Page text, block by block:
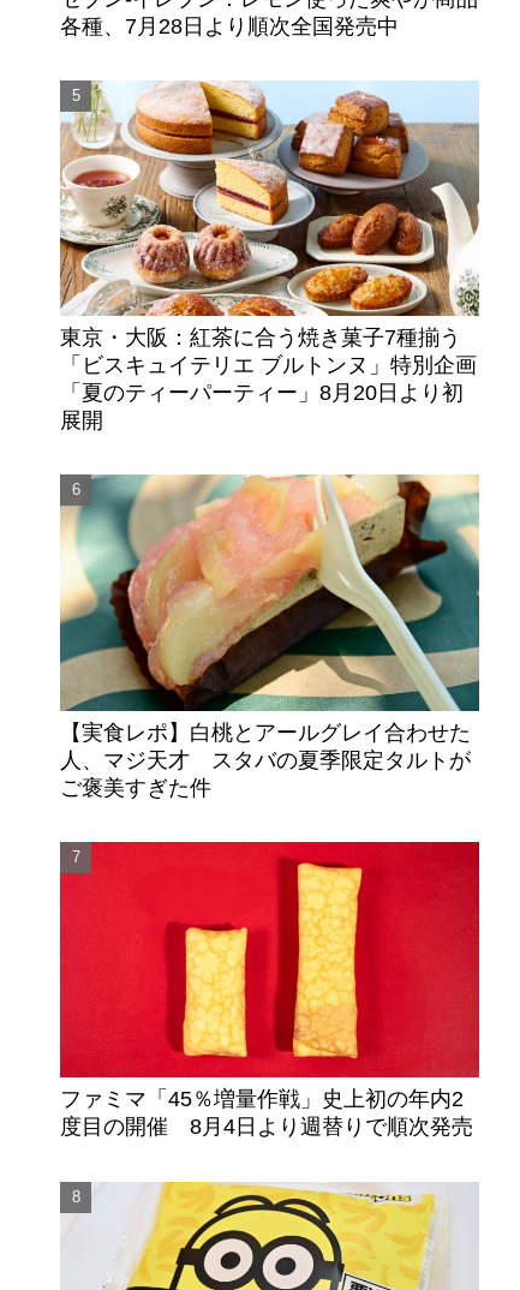
各種、7月28日より順次全国発売中
東京・大阪：紅茶に合う焼き菓子7種揃う
「ビスキュイテリエ ブルトンヌ」特別企画
「夏のティーパーティー」8月20日より初
展開
【実食レポ】白桃とアールグレイ合わせた
人、マジ天才 スタバの夏季限定タルトが
ご褒美すぎた件
ファミマ「45％増量作戦」史上初の年内2
度目の開催 8月4日より週替りで順次発売